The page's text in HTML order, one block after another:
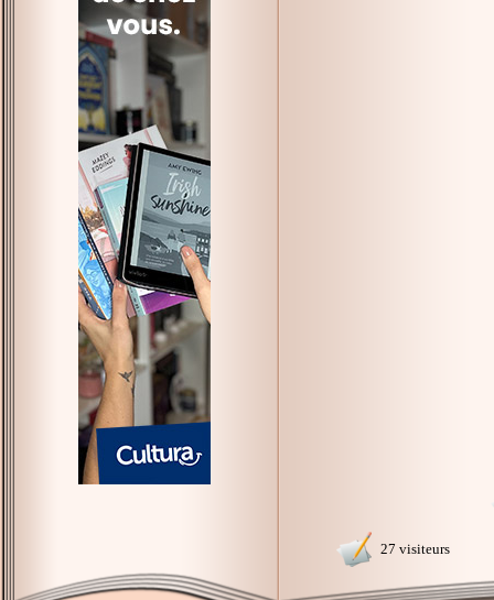
27 visiteurs